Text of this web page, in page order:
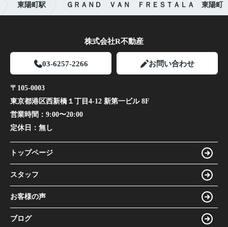
東陽町駅 ＧＲＡＮＤ ＶＡＮ ＦＲＥＳＴＡＬＡ 東陽町
株式会社R不動産
03-6257-2266 お問い合わせ
〒105-0003
東京都港区西新橋１丁目4-12 新第一ビル 8F
営業時間： 9:00〜20:00
定休日： 無し
トップページ
スタッフ
お客様の声
ブログ